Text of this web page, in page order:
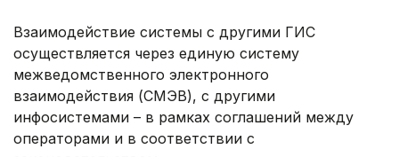
Взаимодействие системы с другими ГИС
осуществляется через единую систему
межведомственного электронного
взаимодействия (СМЭВ), с другими
инфосистемами – в рамках соглашений между
операторами и в соответствии с